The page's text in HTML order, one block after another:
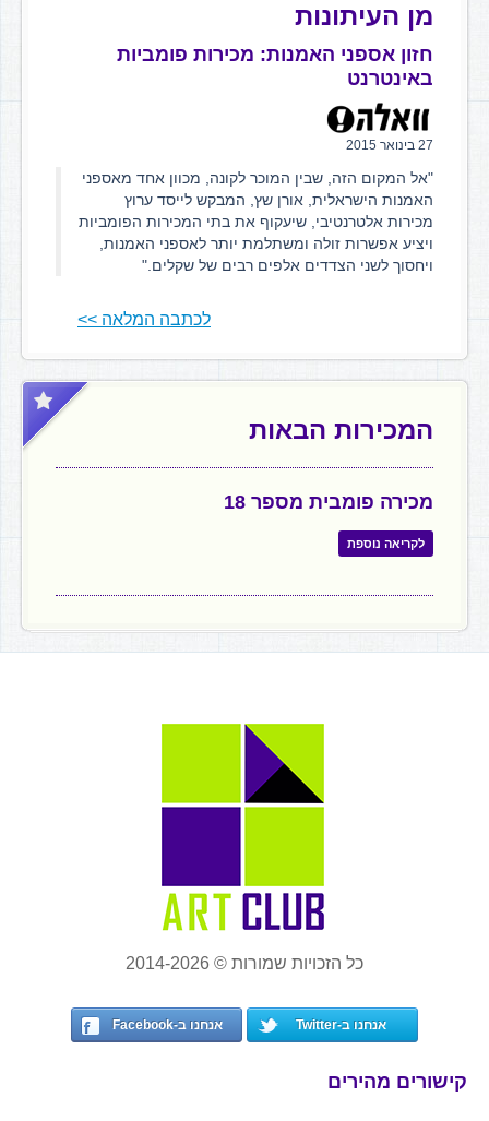
מן העיתונות
חזון אספני האמנות: מכירות פומביות
באינטרנט
27 בינואר 2015
"אל המקום הזה, שבין המוכר לקונה, מכוון אחד מאספני
האמנות הישראלית, אורן שץ, המבקש לייסד ערוץ
מכירות אלטרנטיבי, שיעקוף את בתי המכירות הפומביות
ויציע אפשרות זולה ומשתלמת יותר לאספני האמנות,
ויחסוך לשני הצדדים אלפים רבים של שקלים."
לכתבה המלאה >>
המכירות הבאות
מכירה פומבית מספר 18
לקריאה נוספת
כל הזכויות שמורות © 2014-2026
אנחנו ב-Twitter אנחנו ב-Facebook
קישורים מהירים